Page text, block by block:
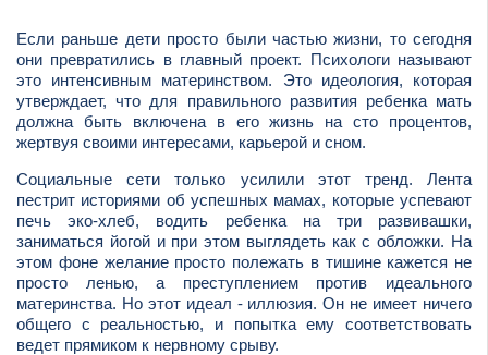
Если раньше дети просто были частью жизни, то сегодня
они превратились в главный проект. Психологи называют
это интенсивным материнством. Это идеология, которая
утверждает, что для правильного развития ребенка мать
должна быть включена в его жизнь на сто процентов,
жертвуя своими интересами, карьерой и сном.
Социальные сети только усилили этот тренд. Лента
пестрит историями об успешных мамах, которые успевают
печь эко-хлеб, водить ребенка на три развивашки,
заниматься йогой и при этом выглядеть как с обложки. На
этом фоне желание просто полежать в тишине кажется не
просто ленью, а преступлением против идеального
материнства. Но этот идеал - иллюзия. Он не имеет ничего
общего с реальностью, и попытка ему соответствовать
ведет прямиком к нервному срыву.